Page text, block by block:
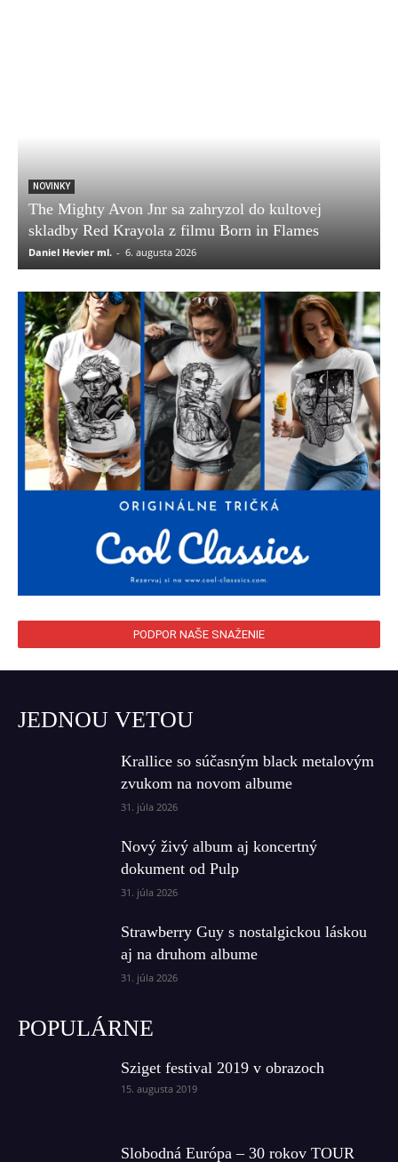
NOVINKY
The Mighty Avon Jnr sa zahryzol do kultovej
skladby Red Krayola z filmu Born in Flames
Daniel Hevier ml. - 6. augusta 2026
PODPOR NAŠE SNAŽENIE
JEDNOU VETOU
Krallice so súčasným black metalovým
zvukom na novom albume
31. júla 2026
Nový živý album aj koncertný
dokument od Pulp
31. júla 2026
Strawberry Guy s nostalgickou láskou
aj na druhom albume
31. júla 2026
POPULÁRNE
Sziget festival 2019 v obrazoch
15. augusta 2019
Slobodná Európa – 30 rokov TOUR